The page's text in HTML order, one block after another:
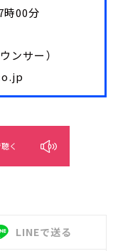
時00分
ンサー）
く
LINEで送る